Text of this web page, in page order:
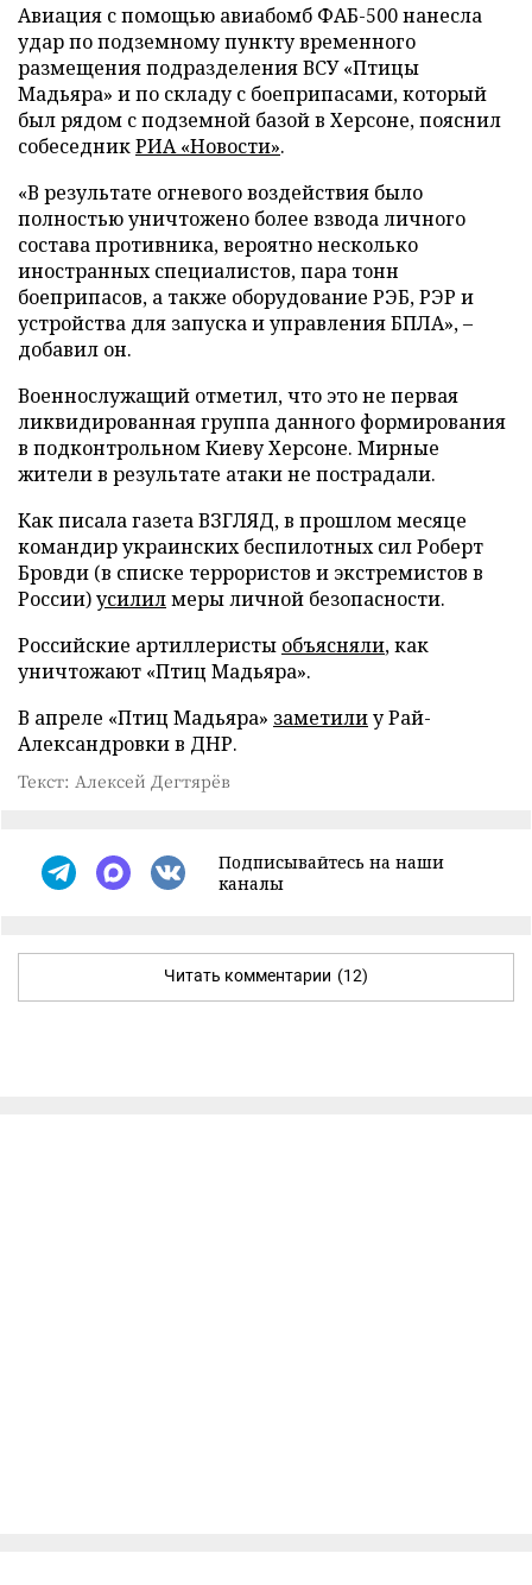
Авиация с помощью авиабомб ФАБ-500 нанесла
удар по подземному пункту временного
размещения подразделения ВСУ «Птицы
Мадьяра» и по складу с боеприпасами, который
был рядом с подземной базой в Херсоне, пояснил
собеседникРИА «Новости».
«В результате огневого воздействия было
полностью уничтожено более взвода личного
состава противника, вероятно несколько
иностранных специалистов, пара тонн
боеприпасов, а также оборудование РЭБ, РЭР и
устройства для запуска и управления БПЛА», –
добавил он.
Военнослужащий отметил, что это не первая
ликвидированная группа данного формирования
в подконтрольном Киеву Херсоне. Мирные
жители в результате атаки не пострадали.
Как писала газета ВЗГЛЯД, в прошлом месяце
командир украинских беспилотных сил Роберт
Бровди (в списке террористов и экстремистов в
России)усилилмеры личной безопасности.
Российские артиллеристы объясняли, как
уничтожают «Птиц Мадьяра».
В апреле «Птиц Мадьяра» заметилиу Рай-
Александровки в ДНР.
Текст: Алексей Дегтярёв
Подписывайтесь на наши
каналы
Читать комментарии (12)